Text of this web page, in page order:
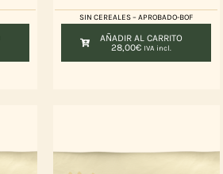
SIN CEREALES – APROBADO-BOF
AÑADIR AL CARRITO
28,00€ IVA incl.